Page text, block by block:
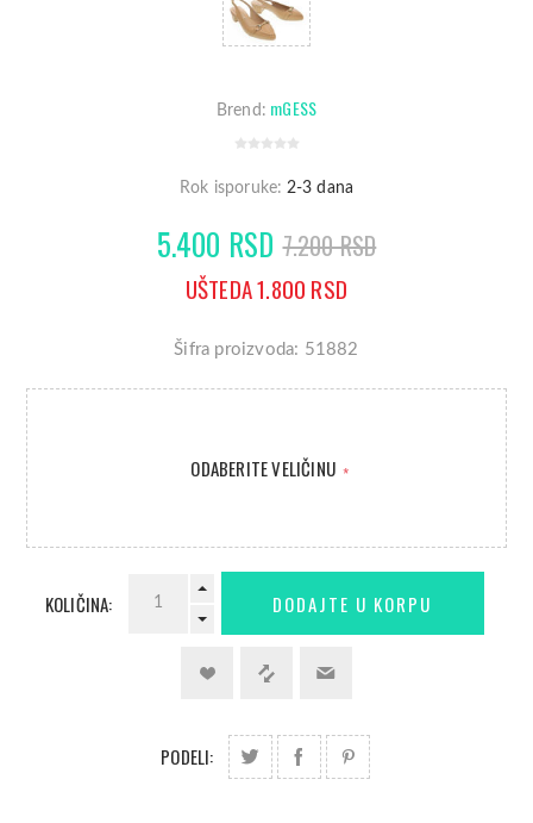
Brend: mGESS
Rok isporuke: 2-3 dana
5.400 RSD 7.200 RSD
UŠTEDA 1.800 RSD
Šifra proizvoda: 51882
ODABERITE VELIČINU *
KOLIČINA:
PODELI: